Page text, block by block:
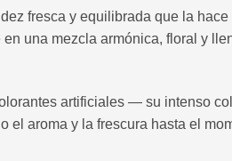
fresca y equilibrada que la
una mezcla armónica, floral y
artificiales — su intenso
aroma y la frescura hasta el